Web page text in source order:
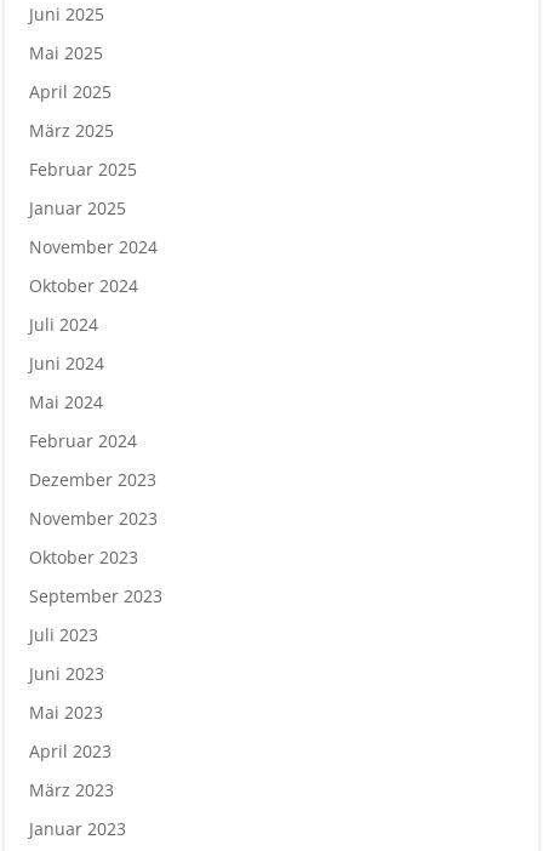
Juni 2025
Mai 2025
April 2025
März 2025
Februar 2025
Januar 2025
November 2024
Oktober 2024
Juli 2024
Juni 2024
Mai 2024
Februar 2024
Dezember 2023
November 2023
Oktober 2023
September 2023
Juli 2023
Juni 2023
Mai 2023
April 2023
März 2023
Januar 2023